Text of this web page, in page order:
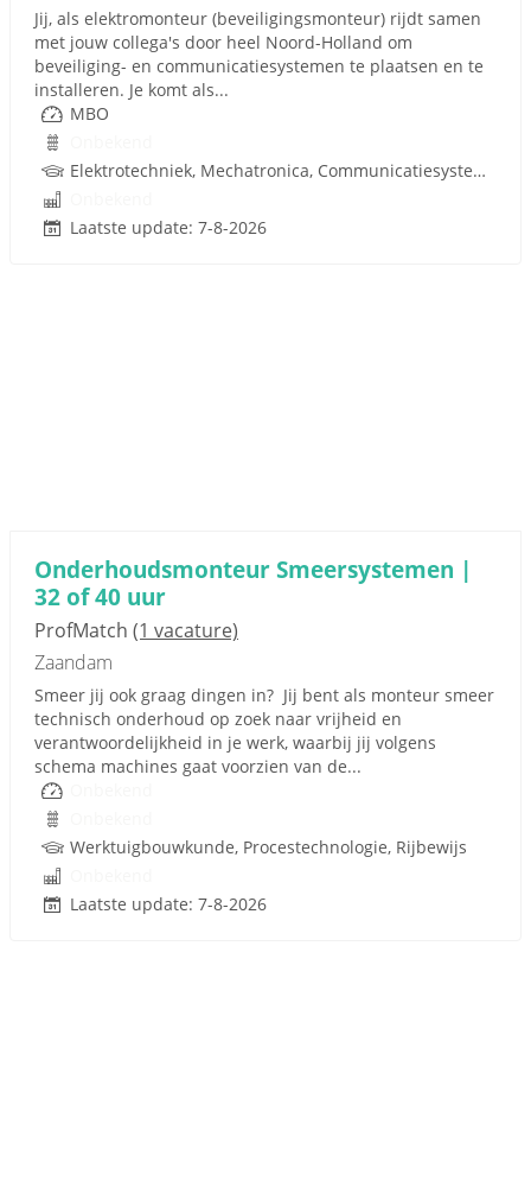
Jij, als elektromonteur (beveiligingsmonteur) rijdt samen
met jouw collega's door heel Noord-Holland om
beveiliging- en communicatiesystemen te plaatsen en te
installeren. Je komt als...
MBO
Elektrotechniek, Mechatronica, Communicatiesystemen
Laatste update: 7-8-2026
Onderhoudsmonteur Smeersystemen |
32 of 40 uur
ProfMatch (1 vacature)
Zaandam
Smeer jij ook graag dingen in? Jij bent als monteur smeer
technisch onderhoud op zoek naar vrijheid en
verantwoordelijkheid in je werk, waarbij jij volgens
schema machines gaat voorzien van de...
Werktuigbouwkunde, Procestechnologie, Rijbewijs
Laatste update: 7-8-2026